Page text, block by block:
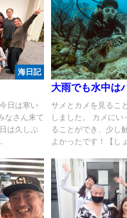
海日記
日は寒い
なさん来て
は久しぶ
大雨でも水中は
サメとカメを見るこ
しました。 カメに
ることができ、少し
よかったです！【し